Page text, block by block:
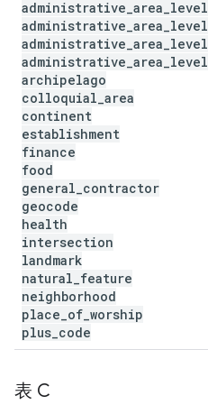
administrative area level
administrative area level
administrative area level
administrative area level
archipelago
colloquial area
continent
establishment
finance
food
general contractor
geocode
health
intersection
landmark
natural feature
neighborhood
place of worship
plus code
表 C